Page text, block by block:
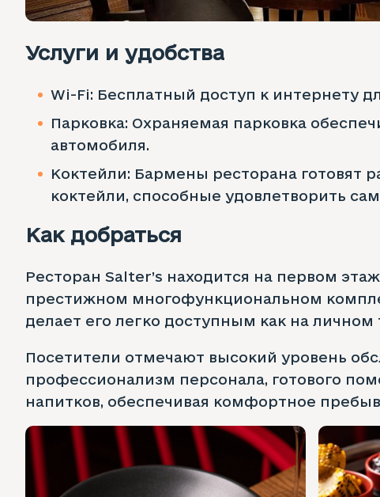
Услуги и удобства
Wi-Fi: Бесплатный доступ к интернету
Парковка: Охраняемая парковка
автомобиля.
Коктейли: Бармены ресторана готовят
коктейли, способные удовлетворить
Как добраться
Ресторан Salter’s находится на первом
престижном многофункциональном
делает его легко доступным как на личном
Посетители отмечают высокий уровень
профессионализм персонала, готового
напитков, обеспечивая комфортное